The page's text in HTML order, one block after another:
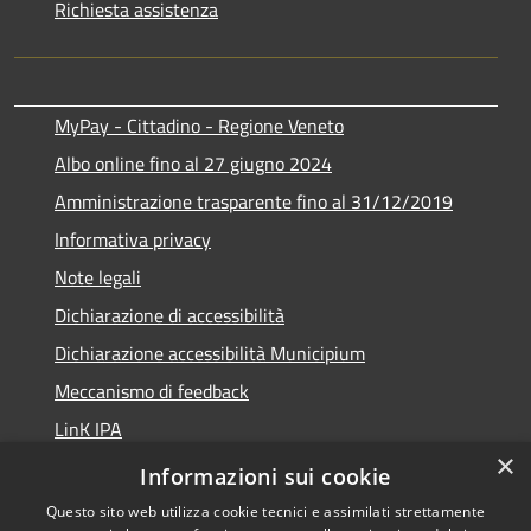
Richiesta assistenza
MyPay - Cittadino - Regione Veneto
Albo online fino al 27 giugno 2024
Amministrazione trasparente fino al 31/12/2019
Informativa privacy
Note legali
Dichiarazione di accessibilità
Dichiarazione accessibilità Municipium
Meccanismo di feedback
LinK IPA
Social media policy
×
Informazioni sui cookie
Questo sito web utilizza cookie tecnici e assimilati strettamente